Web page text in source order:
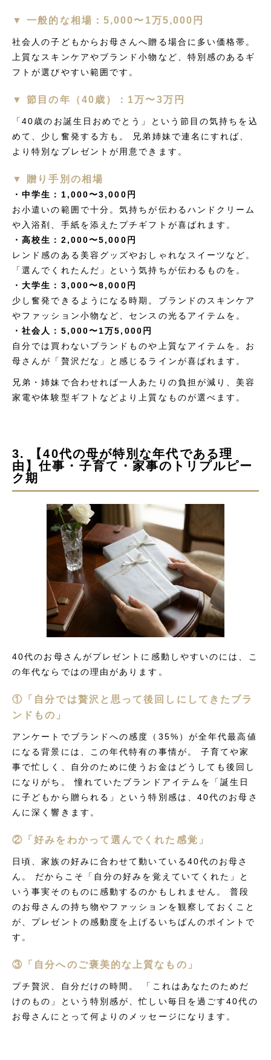
▼ 一般的な相場：5,000〜1万5,000円
社会人の子どもからお母さんへ贈る場合に多い価格帯。
上質なスキンケアやブランド小物など、特別感のあるギ
フトが選びやすい範囲です。
▼ 節目の年（40歳）：1万〜3万円
「40歳のお誕生日おめでとう」という節目の気持ちを込
めて、少し奮発する方も。 兄弟姉妹で連名にすれば、
より特別なプレゼントが用意できます。
▼ 贈り手別の相場
・中学生：1,000〜3,000円
お小遣いの範囲で十分。気持ちが伝わるハンドクリーム
や入浴剤、手紙を添えたプチギフトが喜ばれます。
・高校生：2,000〜5,000円
レンド感のある美容グッズやおしゃれなスイーツなど。
「選んでくれたんだ」という気持ちが伝わるものを。
・大学生：3,000〜8,000円
少し奮発できるようになる時期。ブランドのスキンケア
やファッション小物など、センスの光るアイテムを。
・社会人：5,000〜1万5,000円
自分では買わないブランドものや上質なアイテムを。お
母さんが「贅沢だな」と感じるラインが喜ばれます。
兄弟・姉妹で合わせれば一人あたりの負担が減り、美容
家電や体験型ギフトなどより上質なものが選べます。
3. 【40代の母が特別な年代である理
由】仕事・子育て・家事のトリプルピー
ク期
40代のお母さんがプレゼントに感動しやすいのには、こ
の年代ならではの理由があります。
①「自分では贅沢と思って後回しにしてきたブラ
ンドもの」
アンケートでブランドへの感度（35%）が全年代最高値
になる背景には、この年代特有の事情が。 子育てや家
事で忙しく、自分のために使うお金はどうしても後回し
になりがち。 憧れていたブランドアイテムを「誕生日
に子どもから贈られる」という特別感は、40代のお母さ
んに深く響きます。
②「好みをわかって選んでくれた感覚」
日頃、家族の好みに合わせて動いている40代のお母さ
ん。 だからこそ「自分の好みを覚えていてくれた」と
いう事実そのものに感動するのかもしれません。 普段
のお母さんの持ち物やファッションを観察しておくこと
が、プレゼントの感動度を上げるいちばんのポイントで
す。
③「自分へのご褒美的な上質なもの」
プチ贅沢、自分だけの時間。 「これはあなたのためだ
けのもの」という特別感が、忙しい毎日を過ごす40代の
お母さんにとって何よりのメッセージになります。